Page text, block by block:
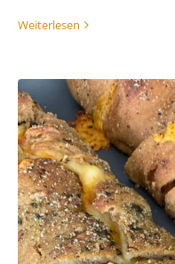
Weiterlesen